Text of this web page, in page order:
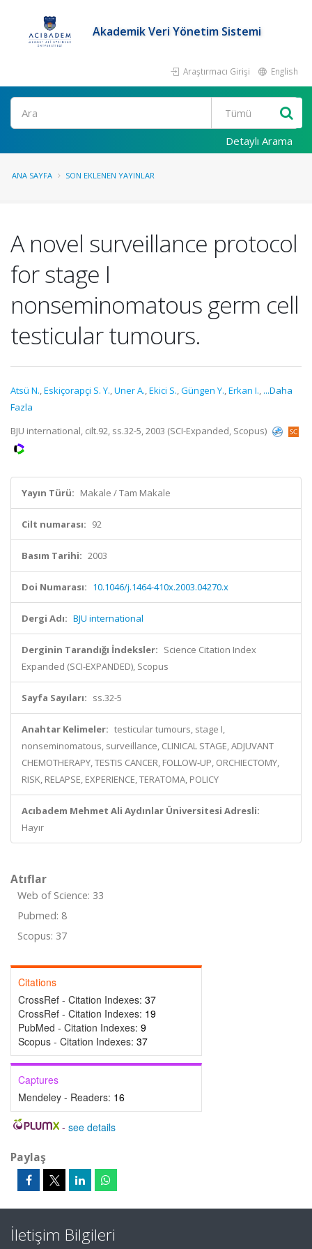
Akademik Veri Yönetim Sistemi
Araştırmacı Girişi English
Ara
Detaylı Arama
ANA SAYFA SON EKLENEN YAYINLAR
A novel surveillance protocol
for stage I
nonseminomatous germ cell
testicular tumours.
Atsü N.,Eskiçorapçi S. Y.,Uner A.,Ekici S.,Güngen Y.,Erkan I., ...Daha
Fazla
BJU international, cilt.92, ss.32-5, 2003 (SCI-Expanded, Scopus)
Yayın Türü: Makale / Tam Makale
Cilt numarası: 92
Basım Tarihi: 2003
Doi Numarası: 10.1046/j.1464-410x.2003.04270.x
Dergi Adı: BJU international
Derginin Tarandığı İndeksler: Science Citation Index
Expanded (SCI-EXPANDED), Scopus
Sayfa Sayıları: ss.32-5
Anahtar Kelimeler: testicular tumours, stage I,
nonseminomatous, surveillance, CLINICAL STAGE, ADJUVANT
CHEMOTHERAPY, TESTIS CANCER, FOLLOW-UP, ORCHIECTOMY,
RISK, RELAPSE, EXPERIENCE, TERATOMA, POLICY
Acıbadem Mehmet Ali Aydınlar Üniversitesi Adresli:
Hayır
Atıflar
Web of Science: 33
Pubmed: 8
Scopus: 37
Citations
CrossRef - Citation Indexes: 37
CrossRef - Citation Indexes: 19
PubMed - Citation Indexes: 9
Scopus - Citation Indexes: 37
Captures
Mendeley - Readers: 16
- see details
Paylaş
İletişim Bilgileri